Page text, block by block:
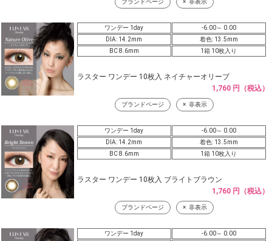
ブランドページ 非表示
ワンデー 1day
-6.00～ 0.00
DIA: 14.2mm
着色: 13.5mm
BC 8.6mm
1箱 10枚入り
ラスター ワンデー 10枚入 ネイチャーオリーブ
1,760 円（税込）
ブランドページ 非表示
ワンデー 1day
-6.00～ 0.00
DIA: 14.2mm
着色: 13.5mm
BC 8.6mm
1箱 10枚入り
ラスター ワンデー 10枚入 ブライトブラウン
1,760 円（税込）
ブランドページ 非表示
ワンデー 1day
-6.00～ 0.00